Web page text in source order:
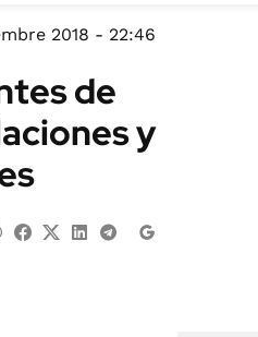
MÉXICO
MUNDO
INFORMACIÓN GENERAL
ESPECTÁCULOS
2018 - 22:46
de
y